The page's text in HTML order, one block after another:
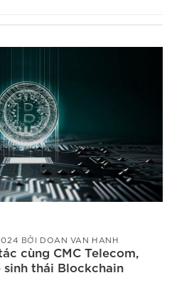
BỞI DOAN VAN HANH
cùng CMC Telecom,
thái Blockchain